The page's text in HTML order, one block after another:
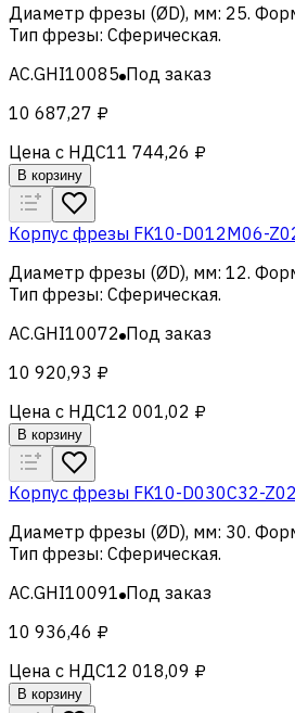
Диаметр фрезы (ØD), мм: 25.
Тип фрезы: Сферическая.
AC.GHI10085 Под заказ
10 687,27 ₽
Цена с НДС11 744,26 ₽
В корзину
Корпус фрезы FK10-D012M06-
Диаметр фрезы (ØD), мм: 12.
Тип фрезы: Сферическая.
AC.GHI10072 Под заказ
10 920,93 ₽
Цена с НДС12 001,02 ₽
В корзину
Корпус фрезы FK10-D030C32-
Диаметр фрезы (ØD), мм: 30.
Тип фрезы: Сферическая.
AC.GHI10091 Под заказ
10 936,46 ₽
Цена с НДС12 018,09 ₽
В корзину